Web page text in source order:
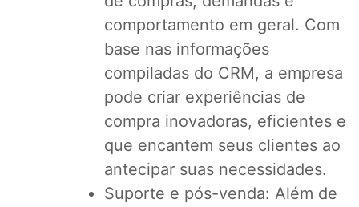
comportamento em geral. Com
base nas informações
compiladas do CRM, a empresa
pode criar experiências de
compra inovadoras, eficientes e
que encantem seus clientes ao
antecipar suas necessidades.
Suporte e pós-venda: Além de